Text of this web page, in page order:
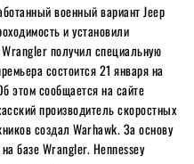
военный вариант Jeep
и установили
получил специальную
состоится 21 января на
этом сообщается на сайте
производитель скоростных
создал Warhawk. За основу
базе Wrangler. Hennessey